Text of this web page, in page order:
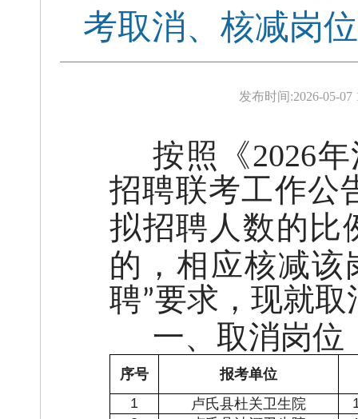
考取消、核减岗
发布时间:2026-05-07
按照《2026
招聘联考工作公
拟招聘人数的比
的，相应核减
聘”要求，现就取
一、取消岗位
序号
报考单位
1
卢氏县杜关卫生院